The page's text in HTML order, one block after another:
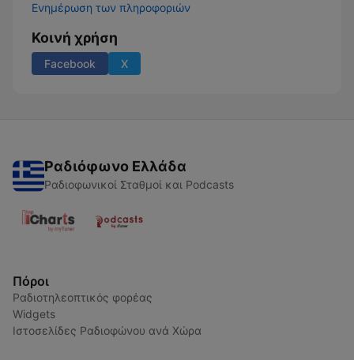
Ενημέρωση των πληροφοριών
Κοινή χρήση
Facebook X
Ραδιόφωνο Ελλάδα
Ραδιοφωνικοί Σταθμοί και Podcasts
Πόροι
Ραδιοτηλεοπτικός φορέας
Widgets
Ιστοσελίδες Ραδιοφώνου ανά Χώρα